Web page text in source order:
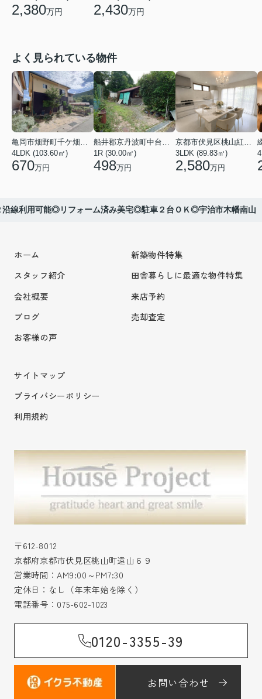
2,380万円 2,430万円
よく見られている物件
4LDK (103.60㎡)
670万円
1R (30.00㎡)
498万円
3LDK (89.83㎡)
2,580万円
沿線利用可能◎リフォーム済み美宅◎駐車２台ＯＫ◎宇治市木幡南山
ホーム
スタッフ紹介
会社概要
ブログ
お客様の声
新築物件特集
田舎暮らしに最適な物件特集
来店予約
売却査定
サイトマップ
プライバシーポリシー
利用規約
〒612-8012
京都府京都市伏見区桃山町遠山６９
営業時間：AM9:00～PM7:30
定休日：なし（年末年始を除く）
電話番号： 075-602-1023
0120-3355-39
お問い合わせ